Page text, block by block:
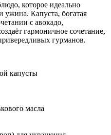
которое идеально
ужина. Капуста, богатая
с авокадо,
гармоничное сочетание,
гурманов.
капусты
масла